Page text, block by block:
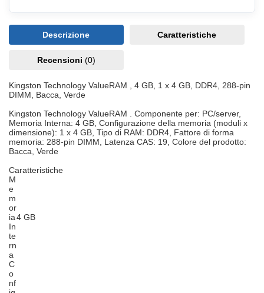
Descrizione Caratteristiche
Recensioni (0)
Kingston Technology ValueRAM , 4 GB, 1 x 4 GB, DDR4, 288-pin
DIMM, Bacca, Verde
Kingston Technology ValueRAM . Componente per: PC/server,
Memoria Interna: 4 GB, Configurazione della memoria (moduli x
dimensione): 1 x 4 GB, Tipo di RAM: DDR4, Fattore di forma
memoria: 288-pin DIMM, Latenza CAS: 19, Colore del prodotto:
Bacca, Verde
Caratteristiche
M
e
m
or
ia
In
te
rn
a
4 GB
C
o
nf